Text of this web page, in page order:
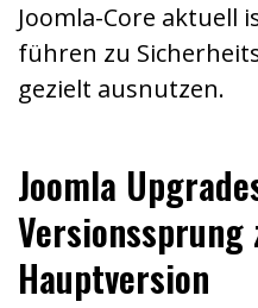
Joomla-Core aktuell
führen zu
gezielt ausnutzen.
Joomla
Versionssprung
Hauptversion